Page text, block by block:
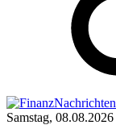
Samstag, 08.08.2026